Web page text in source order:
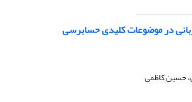
در موضوعات کلیدی حسابرسی
حسین کاظمی